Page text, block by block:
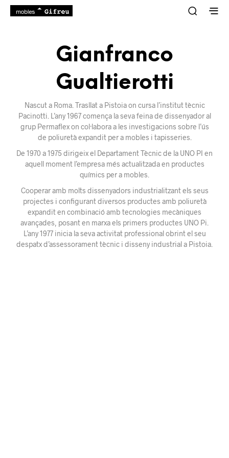
Gianfranco
Gualtierotti
Nascut a Roma. Trasllat a Pistoia on cursa l’institut tècnic
Pacinotti. L’any 1967 comença la seva feina de dissenyador al
grup Permaflex on col·labora a les investigacions sobre l’ús
de poliuretà expandit per a mobles i tapisseries.
De 1970 a 1975 dirigeix ​​el Departament Tècnic de la UNO PI en
aquell moment l’empresa més actualitzada en productes
químics per a mobles.
Cooperar amb molts dissenyadors industrialitzant els seus
projectes i configurant diversos productes amb poliuretà
expandit en combinació amb tecnologies mecàniques
avançades, posant en marxa els primers productes UNO Pi.
L’any 1977 inicia la seva activitat professional obrint el seu
despatx d’assessorament tècnic i disseny industrial a Pistoia.